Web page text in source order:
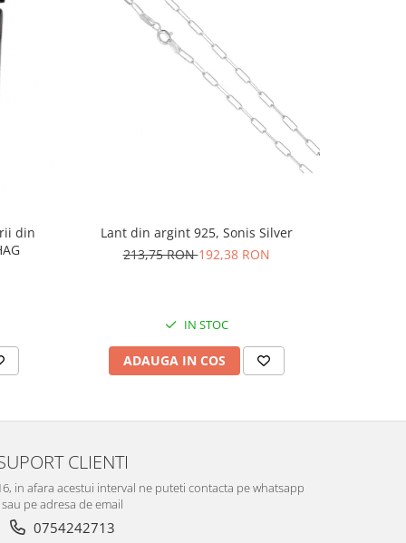
din
Lant din argint 925, Sonis Silver
213,75 RON192,38 RON
IN STOC
ADAUGA IN COS
CLIENTI
in afara acestui interval ne puteti contacta pe whatsapp
sau pe adresa de email
0754242713